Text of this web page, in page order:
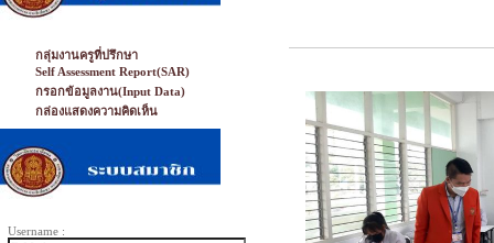
กลุ่มงานครูที่ปรึกษา
Self Assessment Report(SAR)
กรอกข้อมูลงาน(Input Data)
กล่องแสดงความคิดเห็น
Username :